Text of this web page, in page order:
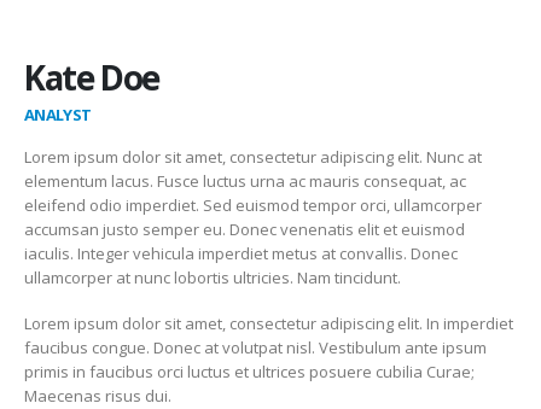
Kate Doe
ANALYST
Lorem ipsum dolor sit amet, consectetur adipiscing elit. Nunc at
elementum lacus. Fusce luctus urna ac mauris consequat, ac
eleifend odio imperdiet. Sed euismod tempor orci, ullamcorper
accumsan justo semper eu. Donec venenatis elit et euismod
iaculis. Integer vehicula imperdiet metus at convallis. Donec
ullamcorper at nunc lobortis ultricies. Nam tincidunt.
Lorem ipsum dolor sit amet, consectetur adipiscing elit. In imperdiet
faucibus congue. Donec at volutpat nisl. Vestibulum ante ipsum
primis in faucibus orci luctus et ultrices posuere cubilia Curae;
Maecenas risus dui.